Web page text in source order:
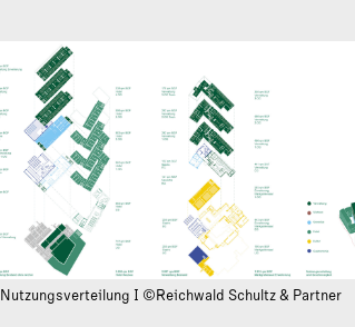
Nutzungsverteilung I ©Reichwald Schultz & Partner